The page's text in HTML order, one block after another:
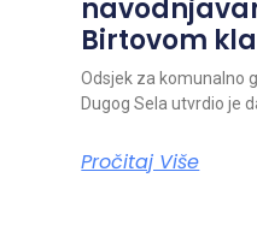
Birtovom
Odsjek za komunalno
Dugog Sela utvrdio je
Pročitaj Više